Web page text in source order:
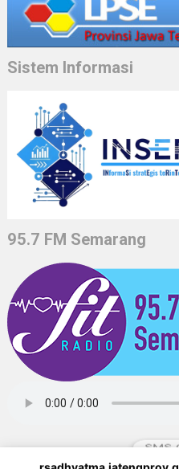
Sistem Informasi
95.7 FM Semarang
SMS